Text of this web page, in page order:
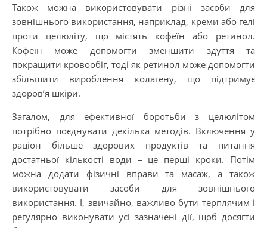
Також можна використовувати різні засоби для
зовнішнього використання, наприклад, креми або гелі
проти целюліту, що містять кофеїн або ретинол.
Кофеїн може допомогти зменшити здуття та
покращити кровообіг, тоді як ретинол може допомогти
збільшити вироблення колагену, що підтримує
здоров’я шкіри.
Загалом, для ефективної боротьби з целюлітом
потрібно поєднувати декілька методів. Включення у
раціон більше здорових продуктів та питання
достатньої кількості води – це перші кроки. Потім
можна додати фізичні вправи та масаж, а також
використовувати засоби для зовнішнього
використання. І, звичайно, важливо бути терплячим і
регулярно виконувати усі зазначені дії, щоб досягти